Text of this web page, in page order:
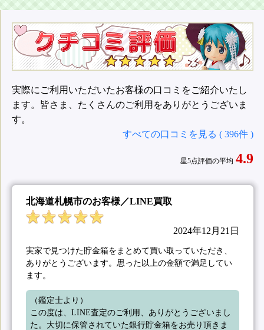
実際にご利用いただいたお客様の口コミをご紹介いたし
ます。皆さま、たくさんのご利用をありがとうございま
す。
すべての口コミを見る ( 396件 )
星5点評価の平均 4.9
北海道札幌市のお客様／LINE買取
2024年12月21日
実家で見つけた貯金箱をまとめて買い取っていただき、
ありがとうございます。思った以上の金額で満足してい
ます。
（鑑定士より）
この度は、LINE査定のご利用、ありがとうございまし
た。大切に保管されていた銀行貯金箱をお売り頂きま